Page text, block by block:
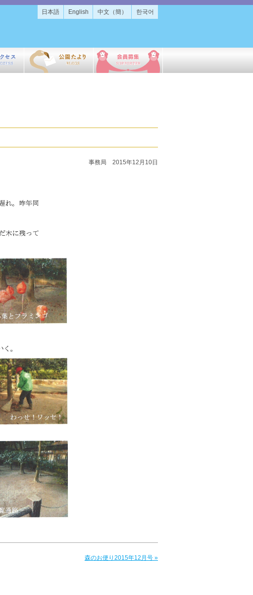
日本語 English 中文（簡） 한국어
事務局 2015年12月10日
森のお便り2015年12月号 »